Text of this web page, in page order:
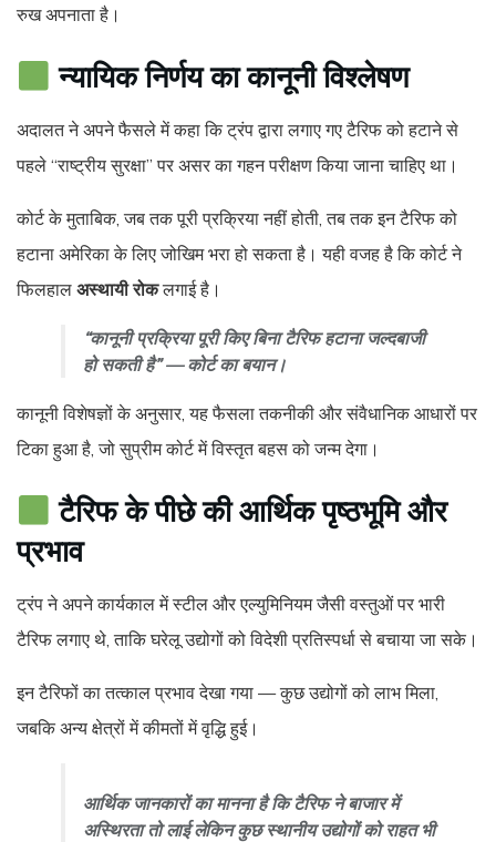
रुख अपनाता है।
न्यायिक निर्णय का कानूनी विश्लेषण
अदालत ने अपने फैसले में कहा कि ट्रंप द्वारा लगाए गए टैरिफ को हटाने से
पहले “राष्ट्रीय सुरक्षा” पर असर का गहन परीक्षण किया जाना चाहिए था।
कोर्ट के मुताबिक, जब तक पूरी प्रक्रिया नहीं होती, तब तक इन टैरिफ को
हटाना अमेरिका के लिए जोखिम भरा हो सकता है। यही वजह है कि कोर्ट ने
फिलहाल अस्थायी रोकलगाई है।
“कानूनी प्रक्रिया पूरी किए बिना टैरिफ हटाना जल्दबाजी
हो सकती है” — कोर्ट का बयान।
कानूनी विशेषज्ञों के अनुसार, यह फैसला तकनीकी और संवैधानिक आधारों पर
टिका हुआ है, जो सुप्रीम कोर्ट में विस्तृत बहस को जन्म देगा।
टैरिफ के पीछे की आर्थिक पृष्ठभूमि और
प्रभाव
ट्रंप ने अपने कार्यकाल में स्टील और एल्युमिनियम जैसी वस्तुओं पर भारी
टैरिफ लगाए थे, ताकि घरेलू उद्योगों को विदेशी प्रतिस्पर्धा से बचाया जा सके।
इन टैरिफों का तत्काल प्रभाव देखा गया — कुछ उद्योगों को लाभ मिला,
जबकि अन्य क्षेत्रों में कीमतों में वृद्धि हुई।
आर्थिक जानकारों का मानना है कि टैरिफ ने बाजार में
अस्थिरता तो लाई लेकिन कुछ स्थानीय उद्योगों को राहत भी